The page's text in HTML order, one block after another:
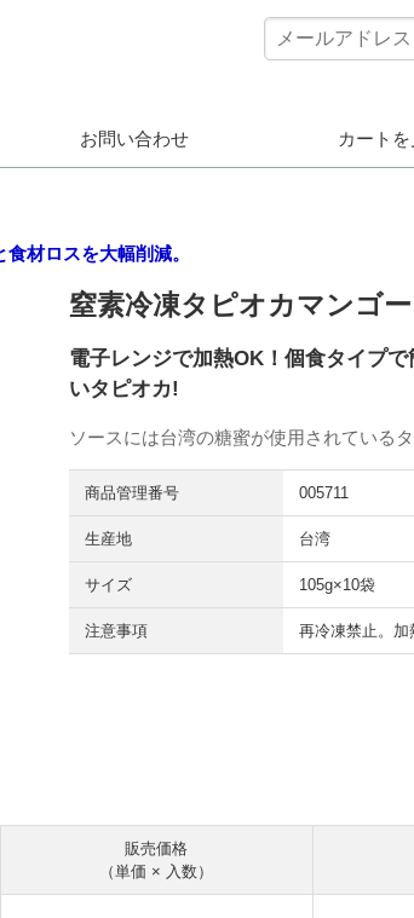
お問い合わせ カートを
材ロスを大幅削減。
窒素冷凍タピオカマンゴ
電子レンジで加熱OK！個食タイプ
いタピオカ!
ソースには台湾の糖蜜が使用されているタ
商品管理番号 005711
生産地 台湾
サイズ 105g×10袋
注意事項 再冷凍禁止。加
販売価格
（単価 × 入数）